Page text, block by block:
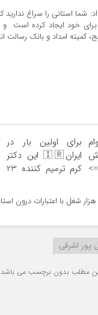
برای خود ایجاد کرده است
کمیته امداد و بانک رسالت
برای اولین بار در
ایران🇮🇷 این دکتر
کرم ترمیم کننده 23
پور اشرفی
مطلب بدون برچسب می باشد.